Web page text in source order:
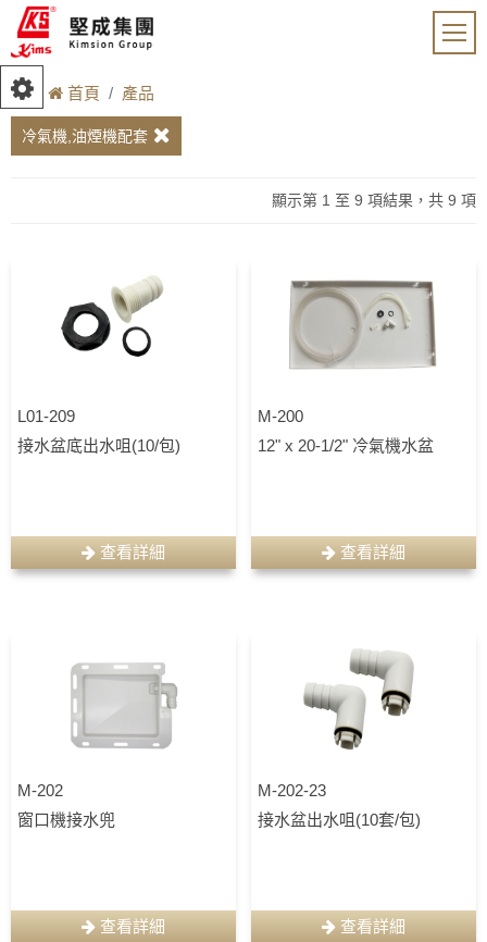
首頁 產品
冷氣機,油煙機配套
顯示第 1 至 9 項結果，共 9 項
L01-209
接水盆底出水咀(10/包)
查看詳細
M-200
12" x 20-1/2" 冷氣機水盆
查看詳細
M-202
窗口機接水兜
查看詳細
M-202-23
接水盆出水咀(10套/包)
查看詳細